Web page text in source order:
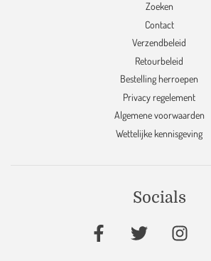
Zoeken
Contact
Verzendbeleid
Retourbeleid
Bestelling herroepen
Privacy regelement
Algemene voorwaarden
Wettelijke kennisgeving
Socials